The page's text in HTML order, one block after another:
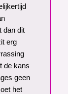
dan dit
erg
de kans
geen
het